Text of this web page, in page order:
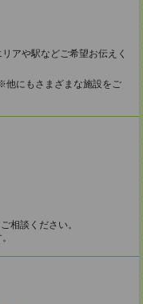
アや駅などご希望お伝えく
にもさまざまな施設をご
相談ください。